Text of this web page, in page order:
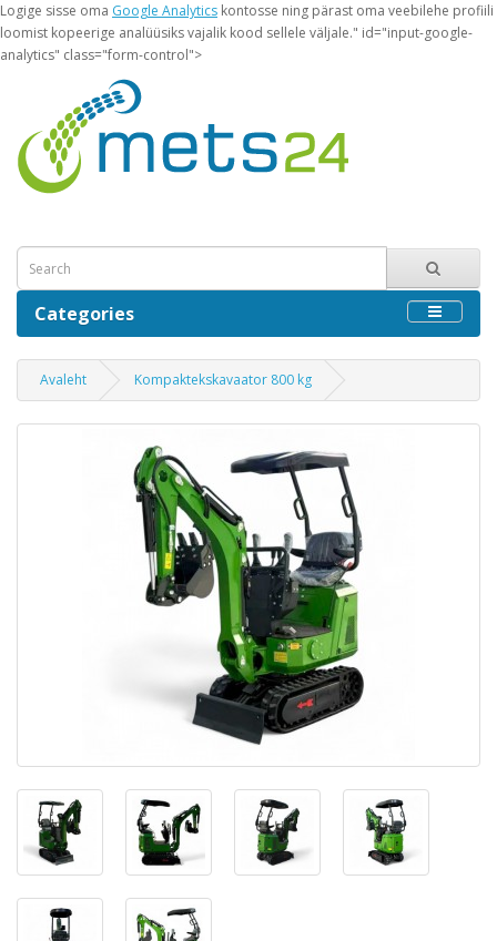
Logige sisse oma Google Analytics kontosse ning pärast oma veebilehe profiili
loomist kopeerige analüüsiks vajalik kood sellele väljale." id="input-google-
analytics" class="form-control">
Categories
Avaleht Kompaktekskavaator 800 kg